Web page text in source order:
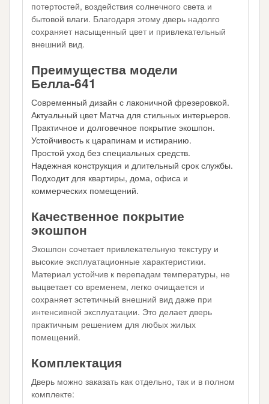
потертостей, воздействия солнечного света и
бытовой влаги. Благодаря этому дверь надолго
сохраняет насыщенный цвет и привлекательный
внешний вид.
Преимущества модели
Белла-641
Современный дизайн с лаконичной фрезеровкой.
Актуальный цвет Матча для стильных интерьеров.
Практичное и долговечное покрытие экошпон.
Устойчивость к царапинам и истиранию.
Простой уход без специальных средств.
Надежная конструкция и длительный срок службы.
Подходит для квартиры, дома, офиса и
коммерческих помещений.
Качественное покрытие
экошпон
Экошпон сочетает привлекательную текстуру и
высокие эксплуатационные характеристики.
Материал устойчив к перепадам температуры, не
выцветает со временем, легко очищается и
сохраняет эстетичный внешний вид даже при
интенсивной эксплуатации. Это делает дверь
практичным решением для любых жилых
помещений.
Комплектация
Дверь можно заказать как отдельно, так и в полном
комплекте: